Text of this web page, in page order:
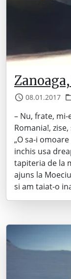
08.01.2017
– Nu, frate,
Romania!,
„O sa-i
inchis usa
tapiteria de la
ajuns la
si am taiat-o